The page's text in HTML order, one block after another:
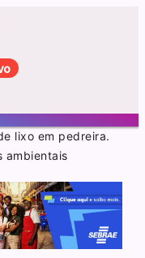
lixo em pedreira.
ambientais